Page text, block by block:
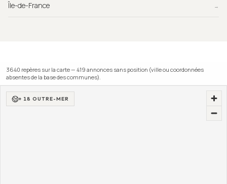
Île-de-France →
3640 repères sur la carte — 419 annonces sans position (ville ou coordonnées
absentes de la base des communes).
+ 18 OUTRE-MER